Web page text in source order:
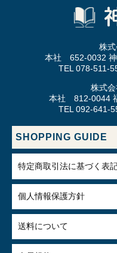
株
本社 652-0032 神
TEL 078-511-
株式
本社 812-0044
TEL 092-641-
SHOPPING GUIDE
特定商取引法に基づく表
個人情報保護方針
送料について